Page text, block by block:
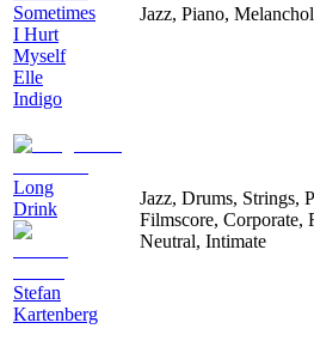
Sometimes
I Hurt
Myself
Elle
Indigo
Jazz, Piano,
Long
Drink
Stefan
Kartenberg
Jazz, Drums, Strings,
Filmscore, Corporate,
Neutral, Intimate